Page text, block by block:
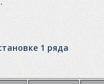
1 ряда